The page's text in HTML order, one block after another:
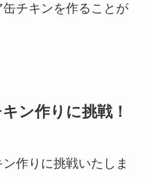
チキンを作ることが
ン作りに挑戦！
作りに挑戦いたしま